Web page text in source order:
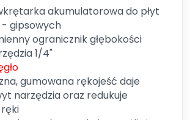
akumulatorowa do płyt
gipsowych
ogranicznik głębokości
1/4"
gumowana rękojeść daje
narzędzia oraz redukuje